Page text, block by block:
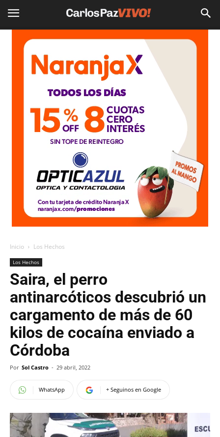
Inicio Los Hechos
Los Hechos
Saira, el perro
antinarcóticos descubrió un
cargamento de más de 60
kilos de cocaína enviado a
Córdoba
Por Sol Castro - 29 abril, 2022
WhatsApp + Seguinos en Google